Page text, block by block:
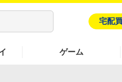
宅配
ゲーム